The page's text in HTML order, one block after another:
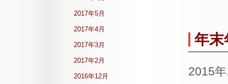
年末
2015
2017年5月
2017年4月
2017年3月
2017年2月
2016年12月